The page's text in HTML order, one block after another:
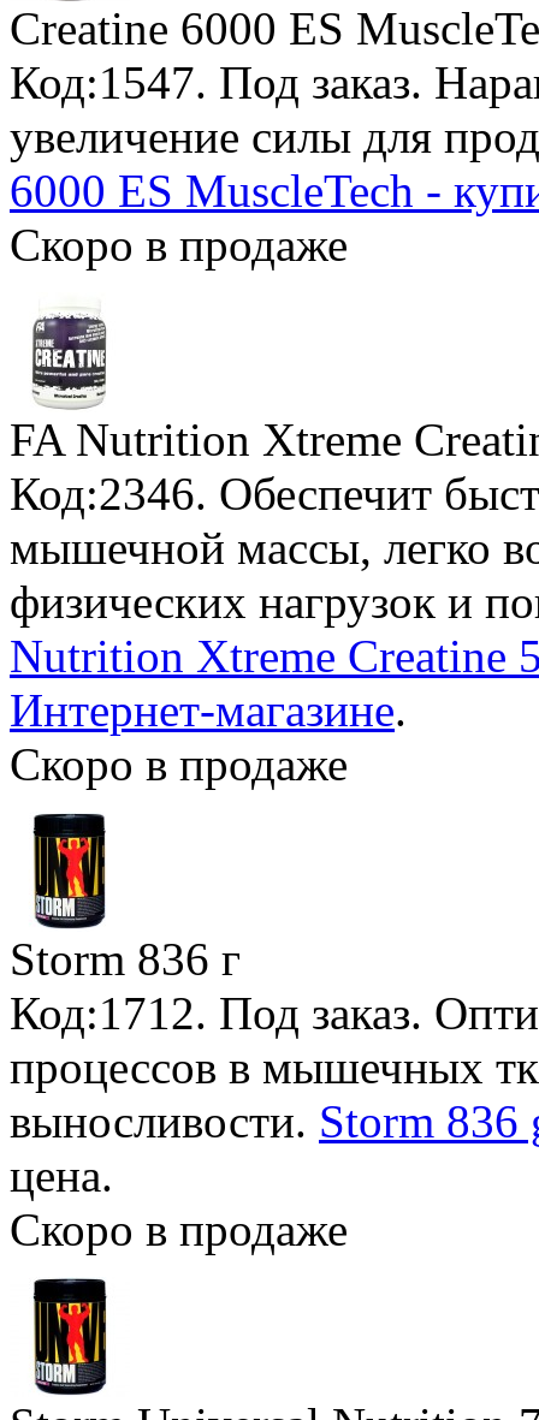
Creatine 6000 ES
Код:1547. Под заказ.
увеличение силы для
6000 ES MuscleTech -
Скоро в продаже
FA Nutrition Xtreme
Код:2346. Обеспечит
мышечной массы, легко
физических нагрузок и
Nutrition Xtreme Creatine
Интернет-магазине.
Скоро в продаже
Storm 836 г
Код:1712. Под заказ.
процессов в мышечных
выносливости. Storm 836
цена.
Скоро в продаже